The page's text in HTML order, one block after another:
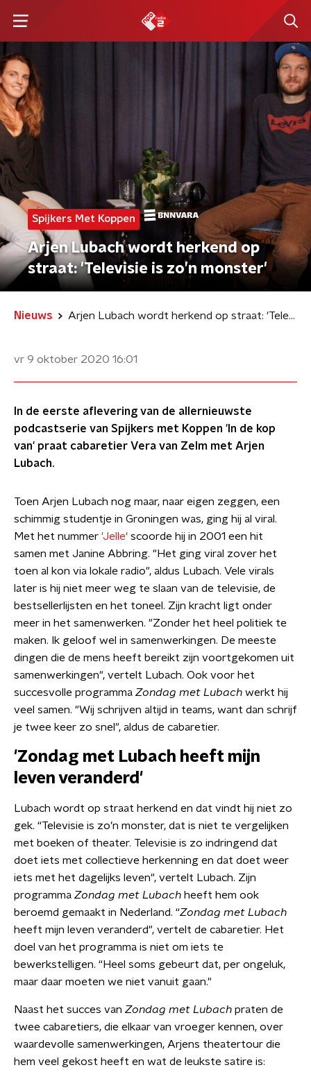
Spijkers Met Koppen
Arjen Lubach wordt herkend op
straat: 'Televisie is zo’n monster'
Nieuws Arjen Lubach wordt herkend op straat: 'Televisie is zo’n monster'
vr 9 oktober 2020 16:01
In de eerste aflevering van de allernieuwste
podcastserie van Spijkers met Koppen 'In de kop
van' praat cabaretier Vera van Zelm met Arjen
Lubach.
Toen Arjen Lubach nog maar, naar eigen zeggen, een
schimmig studentje in Groningen was, ging hij al viral.
Met het nummer 'Jelle' scoorde hij in 2001 een hit
samen met Janine Abbring. "Het ging viral zover het
toen al kon via lokale radio", aldus Lubach. Vele virals
later is hij niet meer weg te slaan van de televisie, de
bestsellerlijsten en het toneel. Zijn kracht ligt onder
meer in het samenwerken. "Zonder het heel politiek te
maken. Ik geloof wel in samenwerkingen. De meeste
dingen die de mens heeft bereikt zijn voortgekomen uit
samenwerkingen", vertelt Lubach. Ook voor het
succesvolle programma Zondag met Lubach werkt hij
veel samen. "Wij schrijven altijd in teams, want dan schrijf
je twee keer zo snel", aldus de cabaretier.
'Zondag met Lubach heeft mijn
leven veranderd'
Lubach wordt op straat herkend en dat vindt hij niet zo
gek. “Televisie is zo’n monster, dat is niet te vergelijken
met boeken of theater. Televisie is zo indringend dat
doet iets met collectieve herkenning en dat doet weer
iets met het dagelijks leven", vertelt Lubach. Zijn
programma Zondag met Lubach heeft hem ook
beroemd gemaakt in Nederland. “Zondag met Lubach
heeft mijn leven veranderd", vertelt de cabaretier. Het
doel van het programma is niet om iets te
bewerkstelligen. “Heel soms gebeurt dat, per ongeluk,
maar daar moeten we niet vanuit gaan."
Naast het succes van Zondag met Lubach praten de
twee cabaretiers, die elkaar van vroeger kennen, over
waardevolle samenwerkingen, Arjens theatertour die
hem veel gekost heeft en wat de leukste satire is: